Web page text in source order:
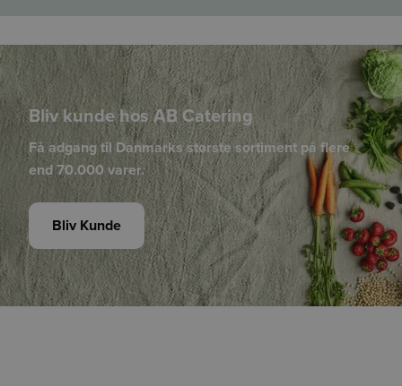
Bliv kunde hos AB Catering
Få adgang til Danmarks største sortiment på flere
end 70.000 varer.
Bliv Kunde
Vi påtager os intet ansvar for de præsenterede data og den
efterfølgende anvendelse heraf.